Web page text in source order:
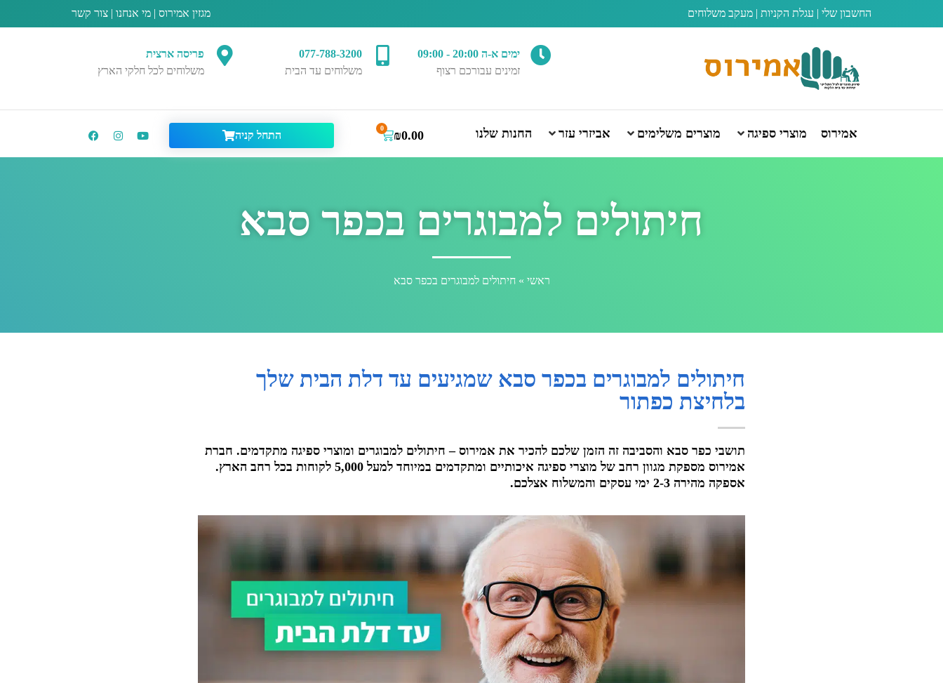
החשבון שלי | עגלת הקניות | מעקב משלוחים מגזין אמירוס | מי אנחנו | צור קשר
ימים א-ה 20:00 - 09:00
זמינים עבורכם רצוף
077-788-3200
משלוחים עד הבית
פריסה ארצית
משלוחים לכל חלקי הארץ
אמירוס מוצרי ספיגה מוצרים משלימים אביזרי עזר החנות שלנו ₪0.00
0
התחל קניה
חיתולים למבוגרים בכפר סבא
ראשי »חיתולים למבוגרים בכפר סבא
חיתולים למבוגרים בכפר סבא שמגיעים עד דלת הבית שלך
בלחיצת כפתור
תושבי כפר סבא והסביבה זה הזמן שלכם להכיר את אמירוס – חיתולים למבוגרים ומוצרי ספיגה מתקדמים. חברת
אמירוס מספקת מגוון רחב של מוצרי ספיגה איכותיים ומתקדמים במיוחד למעל 5,000 לקוחות בכל רחב הארץ.
אספקה מהירה 2-3 ימי עסקים והמשלוח אצלכם.